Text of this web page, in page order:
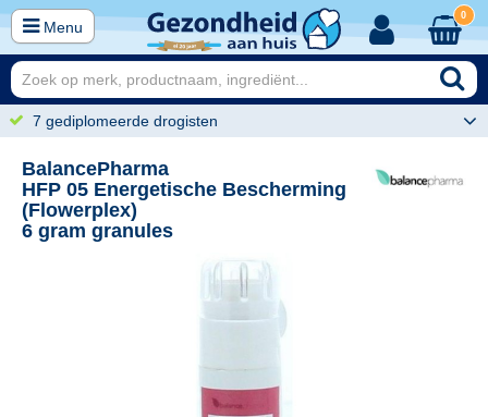
Menu
0
7 gediplomeerde drogisten
BalancePharma
HFP 05 Energetische Bescherming
(Flowerplex)
6 gram granules